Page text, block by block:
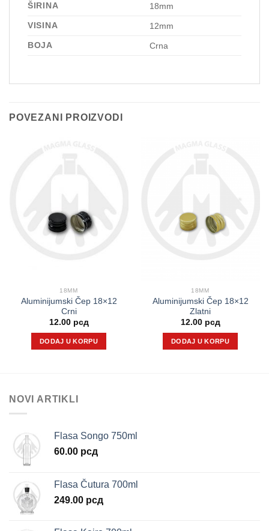
ŠIRINA
18mm
VISINA
12mm
BOJA
Crna
POVEZANI PROIZVODI
18MM
Aluminijumski Čep 18×12
Crni
12.00 рсд
DODAJ U KORPU
18MM
Aluminijumski Čep 18×12
Zlatni
12.00 рсд
DODAJ U KORPU
NOVI ARTIKLI
Flasa Songo 750ml
60.00 рсд
Flasa Čutura 700ml
249.00 рсд